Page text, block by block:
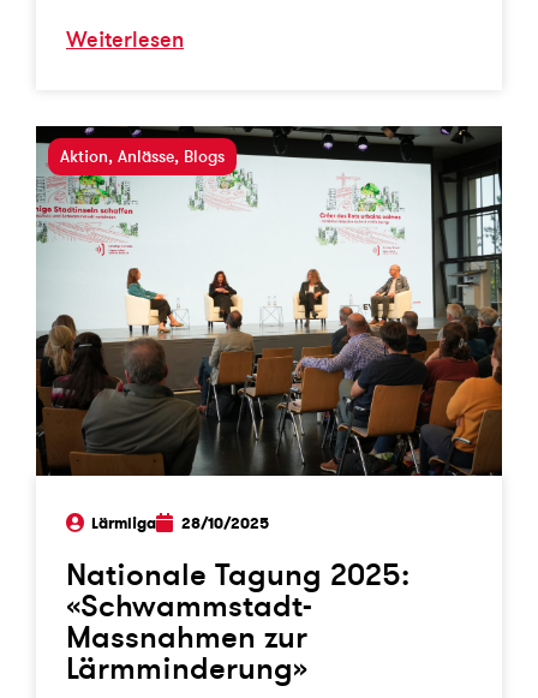
Weiterlesen
Aktion, Anlässe, Blogs
Lärmliga 28/10/2025
Nationale Tagung 2025:
«Schwammstadt-
Massnahmen zur
Lärmminderung»